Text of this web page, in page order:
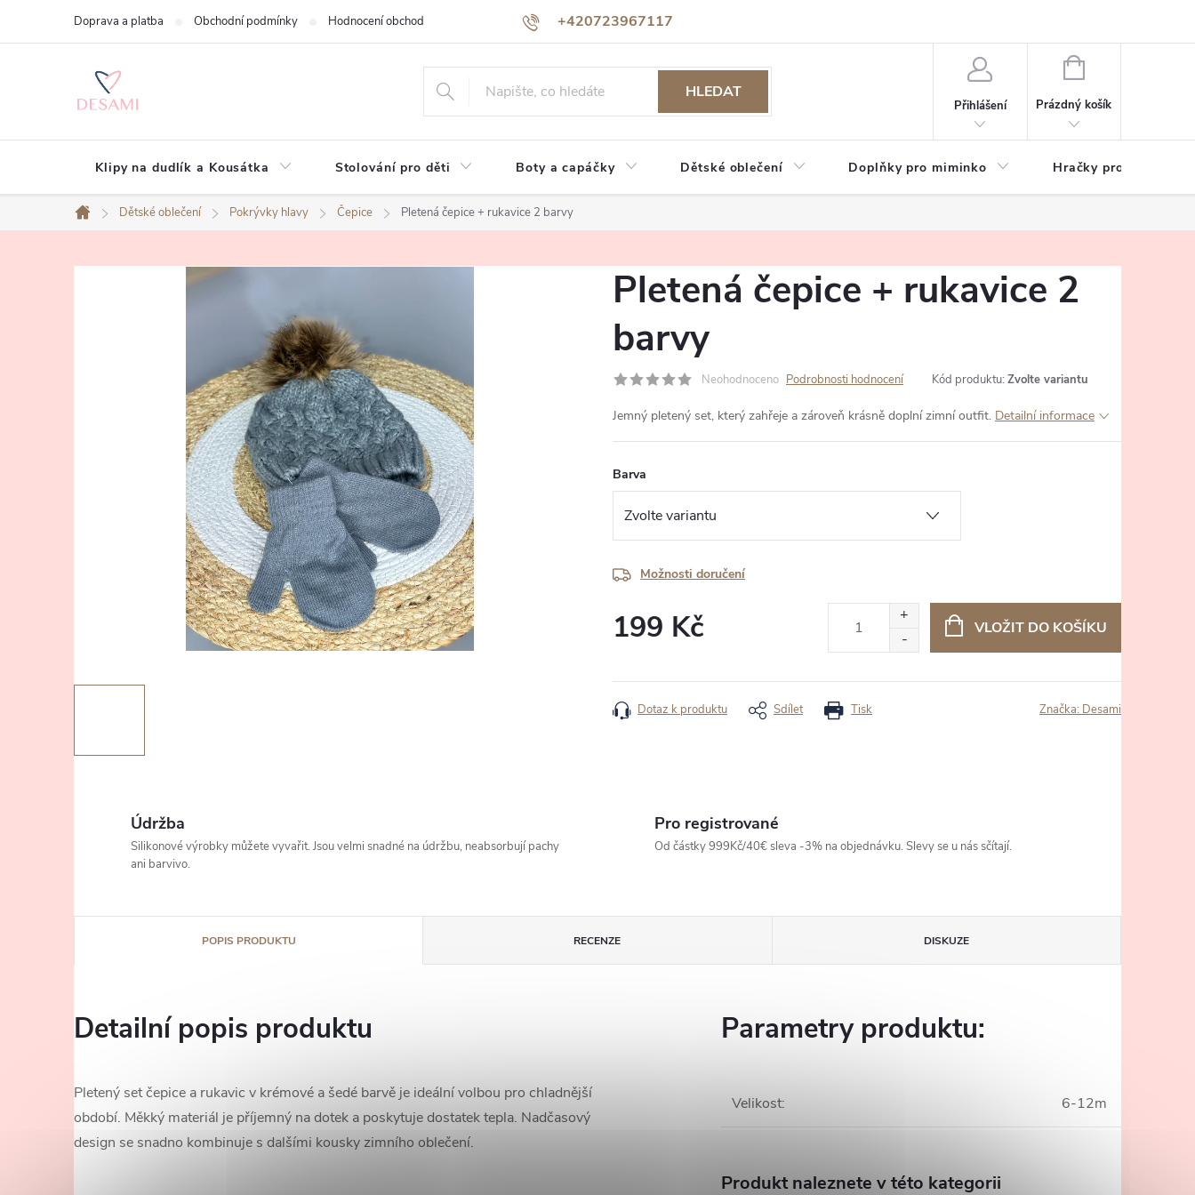
+420723967117
Doprava a platba Obchodní podmínky Hodnocení obchodu Jak nakupovat Reklamace a vrácení zboží
HLEDAT
Přihlášení
NÁKUPNÍ
Prázdný košík
Klipy na dudlík a Kousátka Stolování pro děti Boty a capáčky Dětské oblečení Doplňky pro miminko Hračky pro děti
Domů
Dětské oblečení Pokrývky hlavy Čepice Pletená čepice + rukavice 2 barvy
Pletená čepice + rukavice 2
barvy
Neohodnoceno Podrobnosti hodnocení Kód produktu: Zvolte variantu
Jemný pletený set, který zahřeje a zároveň krásně doplní zimní outfit. Detailní informace
Barva
Možnosti doručení
199 Kč VLOŽIT DO KOŠÍKU
Tisk
Dotaz k produktu Sdílet Značka: Desami
Údržba
Silikonové výrobky můžete vyvařit. Jsou velmi snadné na údržbu, neabsorbují pachy
ani barvivo.
Pro registrované
Od částky 999Kč/40€ sleva -3% na objednávku. Slevy se u nás sčítají.
POPIS PRODUKTU RECENZE DISKUZE
Detailní popis produktu
Pletený set čepice a rukavic v krémové a šedé barvě je ideální volbou pro chladnější
období. Měkký materiál je příjemný na dotek a poskytuje dostatek tepla. Nadčasový
design se snadno kombinuje s dalšími kousky zimního oblečení.
Parametry produktu:
Velikost: 6-12m
Produkt naleznete v této kategorii